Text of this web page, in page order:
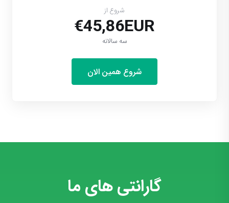
شروع از
€45,86EUR
سه سالانه
شروع همین الان
گارانتی های ما